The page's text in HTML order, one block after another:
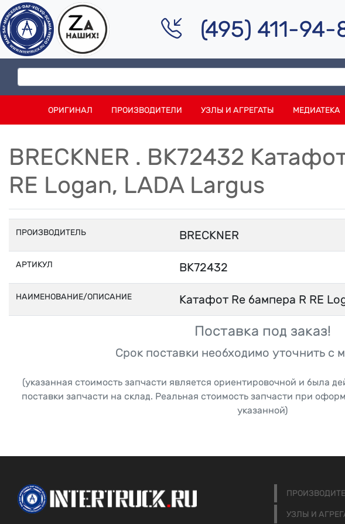
(495) 411-94-
ОРИГИНАЛ ПРОИЗВОДИТЕЛИ УЗЛЫ И АГРЕГАТЫ МЕДИАТЕКА
BRECKNER . BK72432
RE Logan, LADA Largus
ПРОИЗВОДИТЕЛЬ BRECKNER
АРТИКУЛ BK72432
НАИМЕНОВАНИЕ/ОПИСАНИЕ Катафот Re бампера R RE
Поставка под заказ!
Срок поставки необходимо уточнить с
(указанная стоимость запчасти является ориентировочной и была
поставки запчасти на склад. Реальная стоимость запчасти при
указанной)
УЗЛЫ И